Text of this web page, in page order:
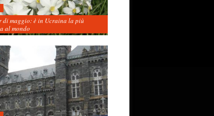
di maggio: è in Ucraina la più
al mondo